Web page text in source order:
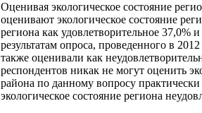
Оценивая экологическое состояние
оценивают экологическое состояние
региона как удовлетворительное 37,0%
результатам опроса, проведенного в
также оценивали как
респондентов никак не могут оценить
района по данному вопросу
экологическое состояние региона